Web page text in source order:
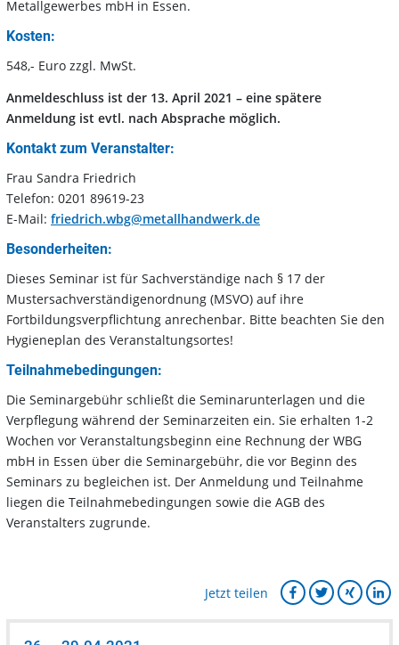
Metallgewerbes mbH in Essen.
Kosten:
548,- Euro zzgl. MwSt.
Anmeldeschluss ist der 13. April 2021 – eine spätere
Anmeldung ist evtl. nach Absprache möglich.
Kontakt zum Veranstalter:
Frau Sandra Friedrich
Telefon: 0201 89619-23
E-Mail: friedrich.wbg@metallhandwerk.de
Besonderheiten:
Dieses Seminar ist für Sachverständige nach § 17 der
Mustersachverständigenordnung (MSVO) auf ihre
Fortbildungsverpflichtung anrechenbar. Bitte beachten Sie den
Hygieneplan des Veranstaltungsortes!
Teilnahmebedingungen:
Die Seminargebühr schließt die Seminarunterlagen und die
Verpflegung während der Seminarzeiten ein. Sie erhalten 1-2
Wochen vor Veranstaltungsbeginn eine Rechnung der WBG
mbH in Essen über die Seminargebühr, die vor Beginn des
Seminars zu begleichen ist. Der Anmeldung und Teilnahme
liegen die Teilnahmebedingungen sowie die AGB des
Veranstalters zugrunde.
Jetzt teilen